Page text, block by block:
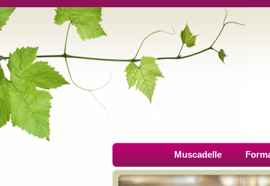
Muscadelle